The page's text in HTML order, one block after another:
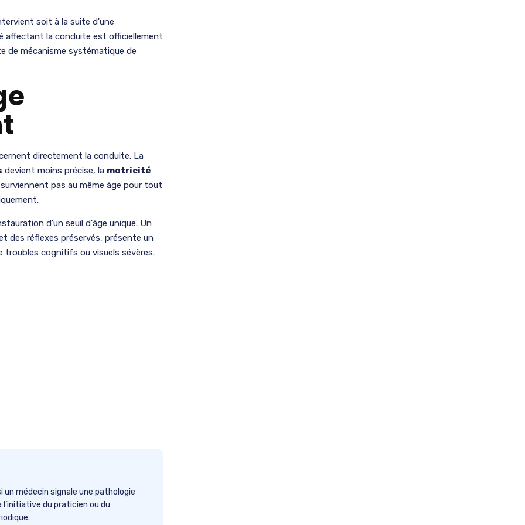
soit à la suite d'une
affectant la conduite est officiellement
de mécanisme systématique de
directement la conduite. La
devient moins précise, la motricité
pas au même âge pour tout
d'un seuil d'âge unique. Un
des réflexes préservés, présente un
cognitifs ou visuels sévères.
médecin signale une pathologie
du praticien ou du